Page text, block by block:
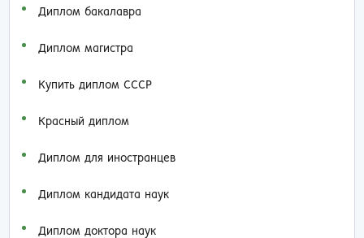
Диплом бакалавра
Диплом магистра
Купить диплом СССР
Красный диплом
Диплом для иностранцев
Диплом кандидата наук
Диплом доктора наук